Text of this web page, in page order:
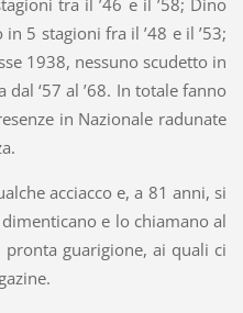
5 stagioni fra il ’48 e il ’53;
1938, nessuno scudetto in
‘57 al ’68. In totale fanno
in Nazionale radunate
acciacco e, a 81 anni, si
e lo chiamano al
guarigione, ai quali ci